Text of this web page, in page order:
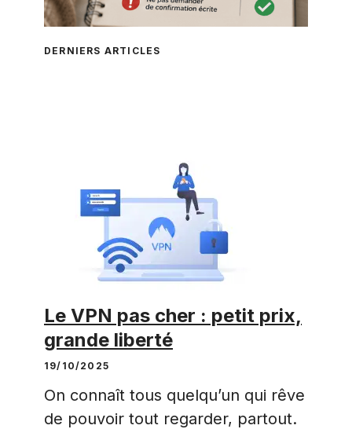
DERNIERS ARTICLES
Le VPN pas cher : petit prix,
grande liberté
19/10/2025
On connaît tous quelqu’un qui rêve
de pouvoir tout regarder, partout.